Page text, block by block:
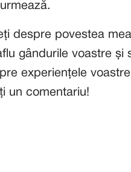
despre povestea
gândurile voastre și
experiențele
un comentariu!